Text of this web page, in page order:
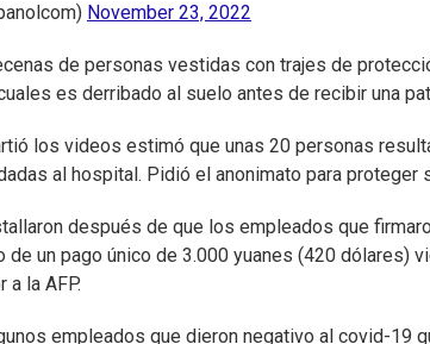
November 23, 2022
de personas vestidas con trajes de
es derribado al suelo antes de recibir una
los videos estimó que unas 20 personas
al hospital. Pidió el anonimato para proteger
después de que los empleados que
de un pago único de 3.000 yuanes (420 dólares)
a la AFP.
empleados que dieron negativo al covid-19